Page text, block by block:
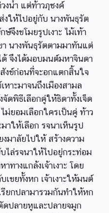
งน้ำ แต่ท้าวภุชงค์
งให้ไปอยู่กับ นางพันธุรัต
จึงขโมยรูปเงาะ ไม้เท้า
า นางพันธุรัตตามมาทันแต่
จึงได้มอบมนต์มหาจินดา
งข์ก่อนที่จะอกแตกสิ้นใจ
หาะมาจนถึงเมืองสามล
ดพิธีเลือกคู่ให้ธิดาทั้งเจ็ด
ม่ยอมเลือกใครเป็นคู่ ท้าว
มาให้เลือก รจนาเห็นรูป
งมาลัยไปให้ สร้างความ
ไล่รจนาให้ไปอยู่กระท่อม
ทางแกล้งเจ้าเงาะ โดย
ขยทั้งหก เจ้าเงาะให้มนต์
รียกปลามารวมกันทำให้หก
ดปลายหูและปลายจมูก